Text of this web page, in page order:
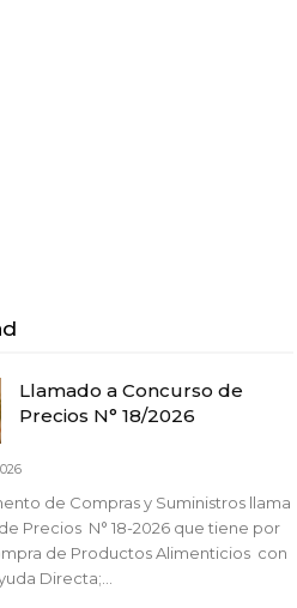
Llamado a Concurso de
Precios N° 18/2026
de Compras y Suministros llama
Precios N° 18-2026 que tiene por
de Productos Alimenticios con
Directa;...